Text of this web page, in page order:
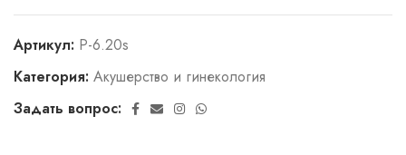
Артикул: Р-6.20s
Категория: Акушерство и гинекология
Задать вопрос: